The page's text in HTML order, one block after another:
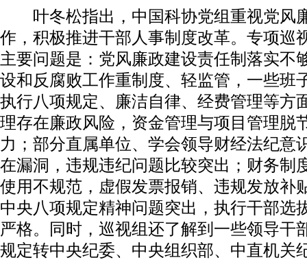
叶冬松指出，中国科协党组重视党风
作，积极推进干部人事制度改革。专项巡
主要问题是：党风廉政建设责任制落实不
设和反腐败工作重制度、轻监管，一些班
执行八项规定、廉洁自律、经费管理等方
理存在廉政风险，资金管理与项目管理脱
力；部分直属单位、学会领导财经法纪意
在漏洞，违规违纪问题比较突出；财务制
使用不规范，虚假发票报销、违规发放补
中央八项规定精神问题突出，执行干部选
严格。同时，巡视组还了解到一些领导干
规定转中央纪委、中央组织部、中直机关